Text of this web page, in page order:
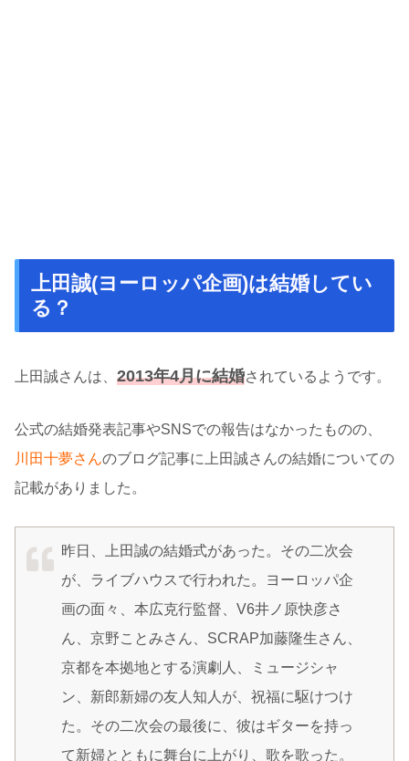
上田誠(ヨーロッパ企画)は結婚してい
る？
上田誠さんは、 2013年4月に結婚されているようです。
公式の結婚発表記事やSNSでの報告はなかったものの、
川田十夢さんのブログ記事に上田誠さんの結婚についての
記載がありました。
昨日、上田誠の結婚式があった。その二次会
が、ライブハウスで行われた。ヨーロッパ企
画の面々、本広克行監督、V6井ノ原快彦さ
ん、京野ことみさん、SCRAP加藤隆生さん、
京都を本拠地とする演劇人、ミュージシャ
ン、新郎新婦の友人知人が、祝福に駆けつけ
た。その二次会の最後に、彼はギターを持っ
て新婦とともに舞台に上がり、歌を歌った。